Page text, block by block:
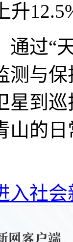
升
过“天
测与
星到
山的
入社会